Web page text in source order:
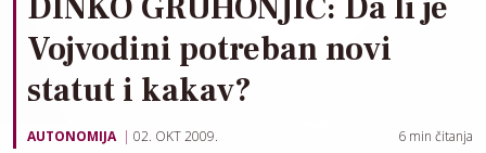
Vojvodini potreban novi
statut i kakav?
AUTONOMIJA 02. OKT 2009. 6 min čitanja